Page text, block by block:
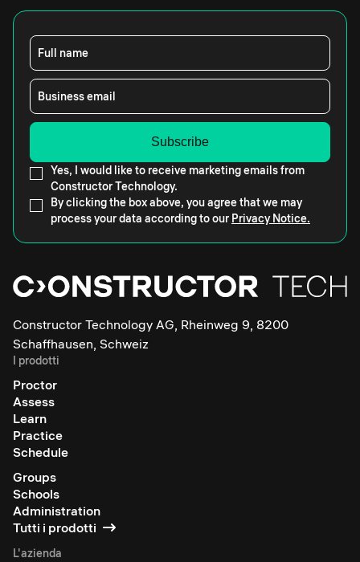
Full name
Business email
Yes, I would like to receive marketing emails from
Constructor Technology.
By clicking the box above, you agree that we may
process your data according to our Privacy Notice.
Constructor Technology AG, Rheinweg 9, 8200
Schaffhausen, Schweiz
I prodotti
Proctor
Assess
Learn
Practice
Schedule
Groups
Schools
Administration
Tutti i prodotti
L'azienda